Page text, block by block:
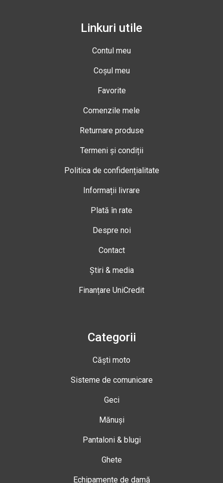
Linkuri utile
Contul meu
Coșul meu
Favorite
Comenzile mele
Returnare produse
Termeni și condiții
Politica de confidențialitate
Informații livrare
Plată în rate
Despre noi
Contact
Știri & media
Finanțare UniCredit
Categorii
Căști moto
Sisteme de comunicare
Geci
Mănuși
Pantaloni & blugi
Ghete
Echipamente de damă